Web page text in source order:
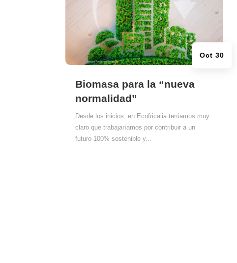
Biomasa para la “nueva
normalidad”
Oct 30
Desde los inicios, en Ecofricalia teníamos muy
claro que trabajaríamos por contribuir a un
futuro 100% sostenible y...